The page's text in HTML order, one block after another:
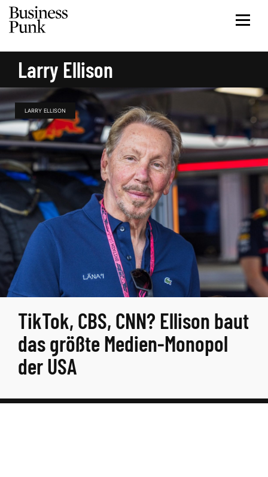
Larry Ellison
LARRY ELLISON
TikTok, CBS, CNN? Ellison baut
das größte Medien-Monopol
der USA